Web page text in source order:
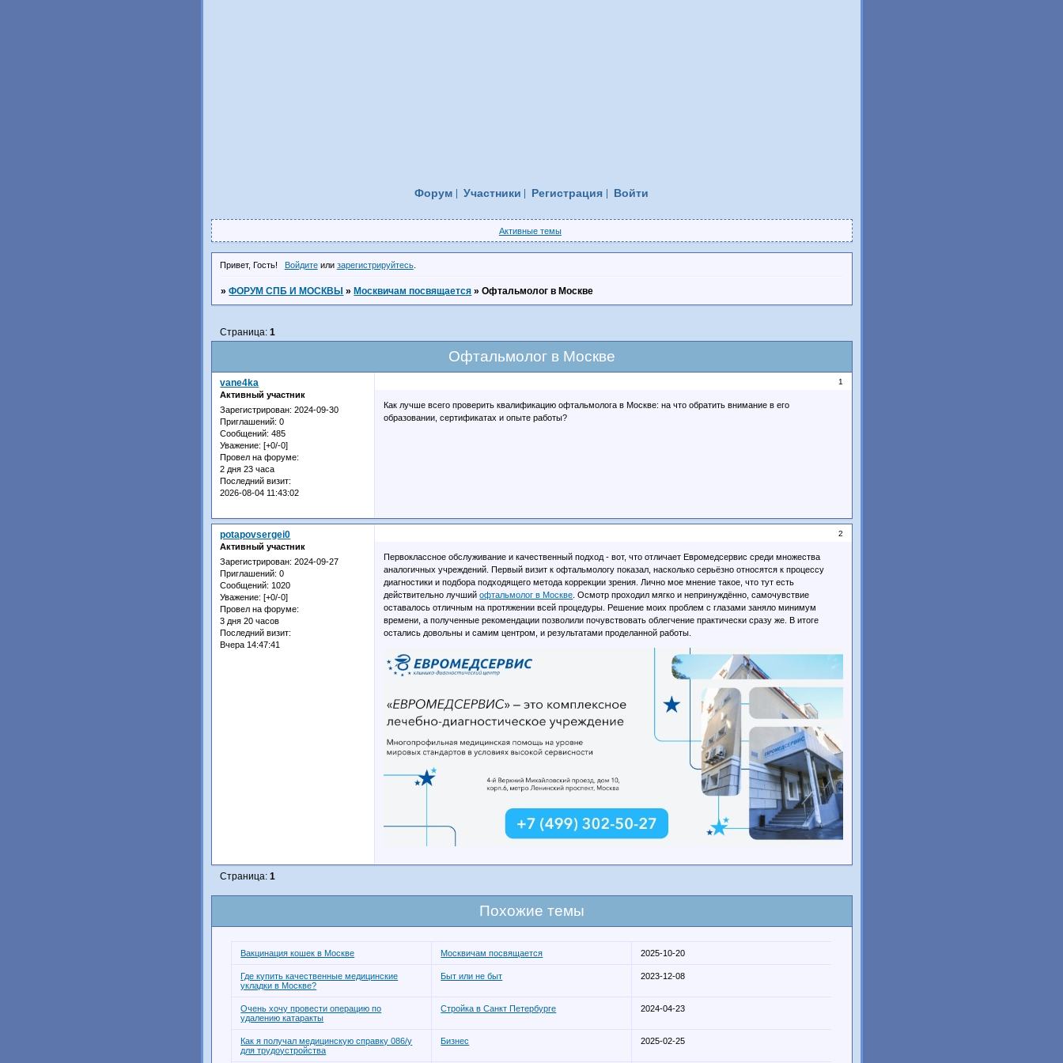
Форум Участники Регистрация Войти
Активные темы
Привет, Гость! Войдитеили зарегистрируйтесь.
»ФОРУМ СПБ И МОСКВЫ » Москвичам посвящается »Офтальмолог в Москве
Офтальмолог в Москве
Страница:1
1
vane4ka
Активный участник
Зарегистрирован: 2024-09-30
Приглашений: 0
Сообщений: 485
Уважение: [+0/-0]
Провел на форуме:
2 дня 23 часа
Последний визит:
2026-08-04 11:43:02
Как лучше всего проверить квалификацию офтальмолога в Москве: на что обратить внимание в его
образовании, сертификатах и опыте работы?
2
potapovsergei0
Активный участник
Зарегистрирован: 2024-09-27
Приглашений: 0
Сообщений: 1020
Уважение: [+0/-0]
Провел на форуме:
3 дня 20 часов
Последний визит:
Вчера 14:47:41
Первоклассное обслуживание и качественный подход - вот, что отличает Евромедсервис среди множества
аналогичных учреждений. Первый визит к офтальмологу показал, насколько серьёзно относятся к процессу
диагностики и подбора подходящего метода коррекции зрения. Лично мое мнение такое, что тут есть
действительно лучшийофтальмолог в Москве . Осмотр проходил мягко и непринуждённо, самочувствие
оставалось отличным на протяжении всей процедуры. Решение моих проблем с глазами заняло минимум
времени, а полученные рекомендации позволили почувствовать облегчение практически сразу же. В итоге
остались довольны и самим центром, и результатами проделанной работы.
Страница:1
Похожие темы
Вакцинация кошек в Москве Москвичам посвящается 2025-10-20
Где купить качественные медицинские
укладки в Москве?
Быт или не быт 2023-12-08
Очень хочу провести операцию по
удалению катаракты
Стройка в Санкт Петербурге 2024-04-23
Как я получал медицинскую справку 086/у
для трудоустройства
Бизнес 2025-02-25